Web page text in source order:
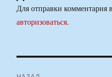
Для отправки комментария
авторизоваться.